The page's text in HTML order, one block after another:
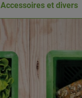
Accessoires et divers